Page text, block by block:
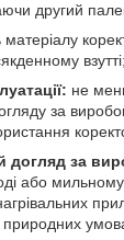
другий
матеріалу
взутті;
не
за
догляд за
або